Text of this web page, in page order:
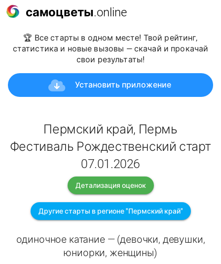
самоцветы.online
🏆 Все старты в одном месте! Твой рейтинг,
статистика и новые вызовы — скачай и прокачай
свои результаты!
Установить приложение
Пермский край, Пермь
Фестиваль Рождественский старт
07.01.2026
Детализация оценок
Другие старты в регионе "Пермский край"
одиночное катание — (девочки, девушки,
юниорки, женщины)